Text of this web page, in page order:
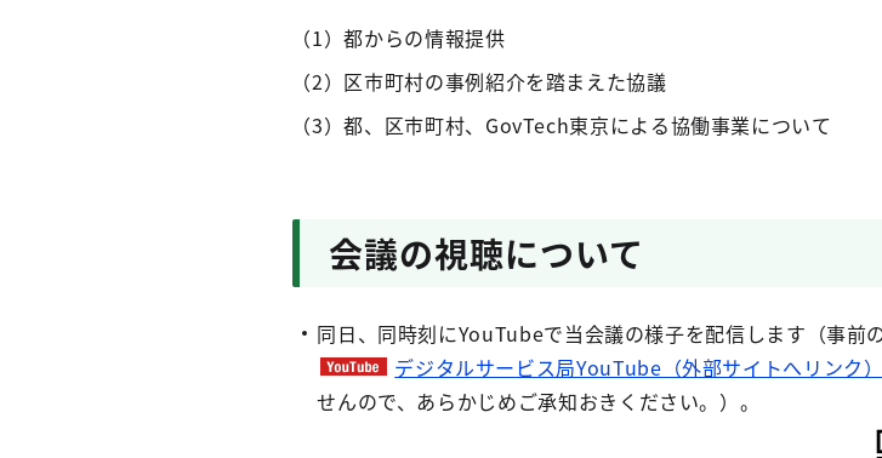
（1）都からの情報提供
（2）区市町村の事例紹介を踏まえた協議
（3）都、区市町村、GovTech東京による協働事業について
会議の視聴について
同日、同時刻にYouTubeで当会議の様子を配信します（事前
デジタルサービス局YouTube（外部サイトへリンク）
せんので、あらかじめご承知おきください。）。